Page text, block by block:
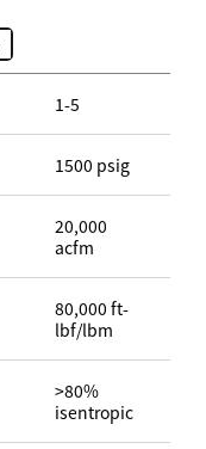
1-5
1500 psig
20,000
acfm
80,000 ft-
lbf/lbm
>80%
isentropic